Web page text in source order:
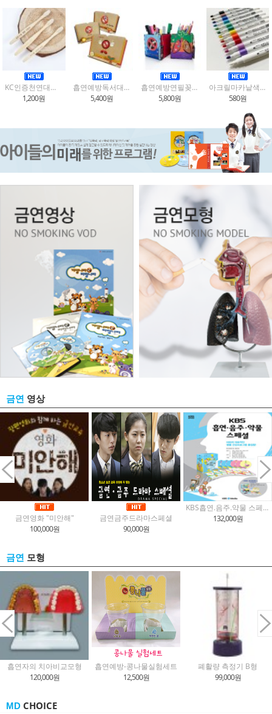
KC인증천연대나무미세모어린이칫솔(환경보호,생존수영,흡연예방)3종택1
1,200원
흡연예방독서대만들기(3종택1)
5,400원
흡연예방연필꽂이만들기(2종택1)
5,800원
아크릴마카낱색(색상선택)
580원
금연 영상
금연영화 "미안해"
100,000원
금연금주드라마스페셜
90,000원
KBS흡연.음주.약물 스페셜
132,000원
금연 모형
흡연자의 치아비교모형
120,000원
흡연예방-콩나물실험세트
12,500원
폐활량 측정기 B형
99,000원
MD CHOICE